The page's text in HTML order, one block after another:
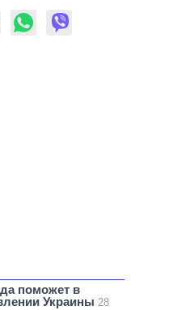
поможет в
Украины 28